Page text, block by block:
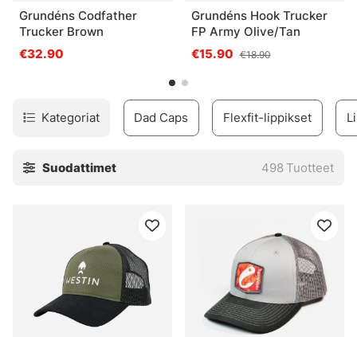
Grundéns Codfather
Trucker Brown
€32.90
Grundéns Hook Trucker
FP Army Olive/Tan
€15.90 €18.90
Kategoriat Dad Caps Flexfit-lippikset
Suodattimet 498 Tuotteet